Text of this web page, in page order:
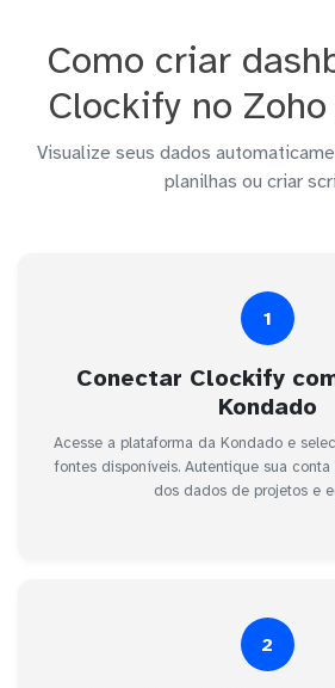
Como criar
Clockify no
Visualize seus dados
planilhas ou criar
1
Conectar Clockify
Kondado
Acesse a plataforma da Kondado e
fontes disponíveis. Autentique sua
dos dados de projetos e
2